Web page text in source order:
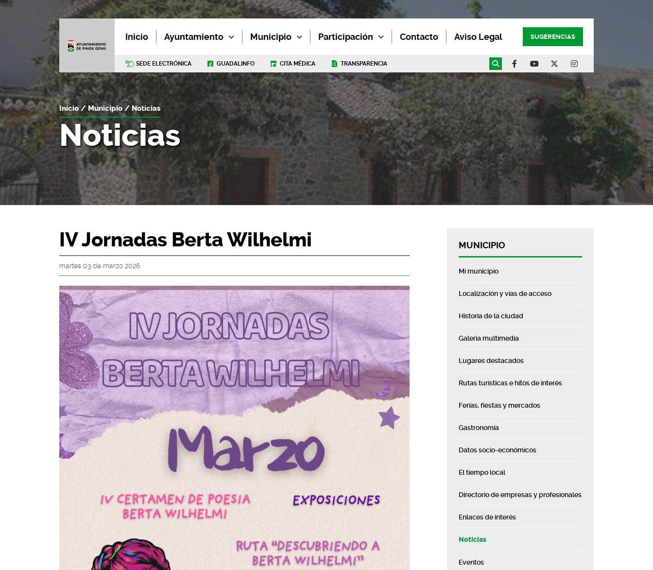
Inicio Ayuntamiento Municipio Participación Contacto Aviso Legal SUGERENCIAS
SEDE ELECTRÓNICA GUADALINFO CITA MÉDICA TRANSPARENCIA
Noticias
Inicio Municipio Noticias
IV Jornadas Berta Wilhelmi
martes 03 de marzo 2026
MUNICIPIO
Mi municipio
Localización y vías de acceso
Historia de la ciudad
Galería multimedia
Lugares destacados
Rutas turísticas e hitos de interés
Ferias, fiestas y mercados
Gastronomía
Datos socio-económicos
El tiempo local
Directorio de empresas y profesionales
Enlaces de interés
Noticias
Eventos